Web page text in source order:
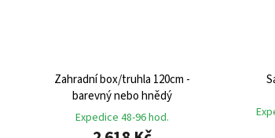
Zahradní box/truhla 120cm -
barevný nebo hnědý
Expedice 48-96 hod.